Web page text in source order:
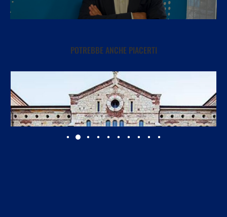
POTREBBE ANCHE PIACERTI